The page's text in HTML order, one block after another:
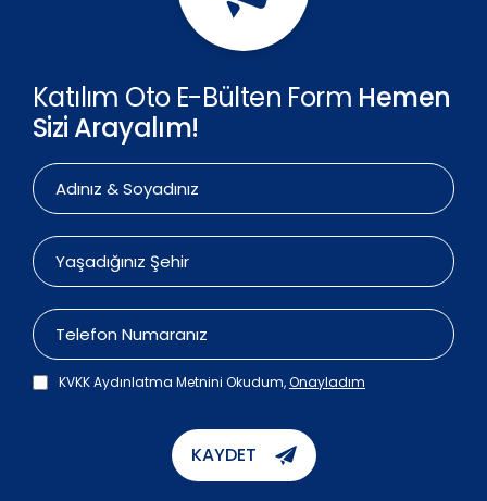
Katılım Oto E-Bülten Form Hemen
Sizi Arayalım!
KVKK Aydınlatma Metnini Okudum,Onayladım
KAYDET